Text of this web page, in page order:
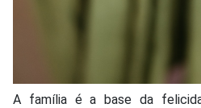
A família é a base da